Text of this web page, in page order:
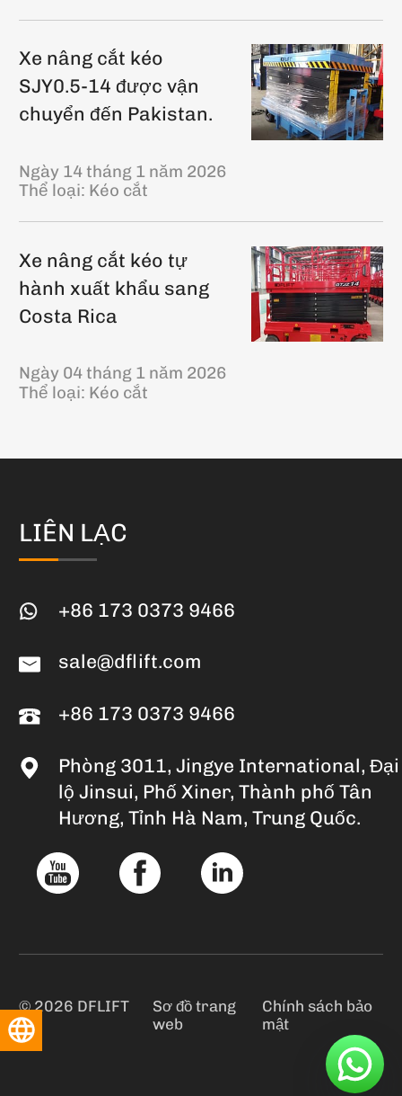
Xe nâng cắt kéo
SJY0.5-14 được vận
chuyển đến Pakistan.
Ngày 14 tháng 1 năm 2026
Thể loại: Kéo cắt
Xe nâng cắt kéo tự
hành xuất khẩu sang
Costa Rica
Ngày 04 tháng 1 năm 2026
Thể loại: Kéo cắt
LIÊN LẠC
+86 173 0373 9466
sale@dflift.com
+86 173 0373 9466
Phòng 3011, Jingye International, Đại
lộ Jinsui, Phố Xiner, Thành phố Tân
Hương, Tỉnh Hà Nam, Trung Quốc.
© 2026 DFLIFT
Sơ đồ trang
web
Chính sách bảo
mật